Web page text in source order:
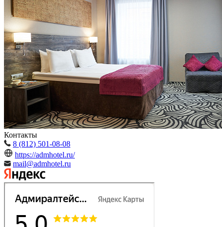
Контакты
8 (812) 501-08-08
https://admhotel.ru/
mail@admhotel.ru